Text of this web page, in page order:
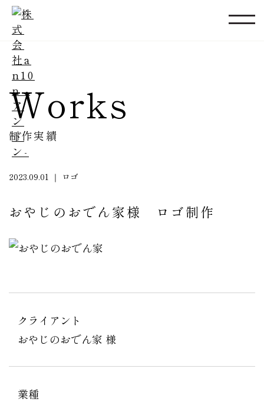
Works
制作実績
2023.09.01 ｜ ロゴ
おやじのおでん家様 ロゴ制作
クライアント
おやじのおでん家 様
業種